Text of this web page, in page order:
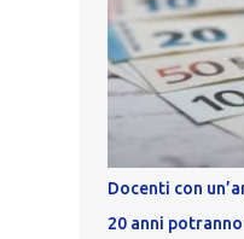
Docenti con
20 anni